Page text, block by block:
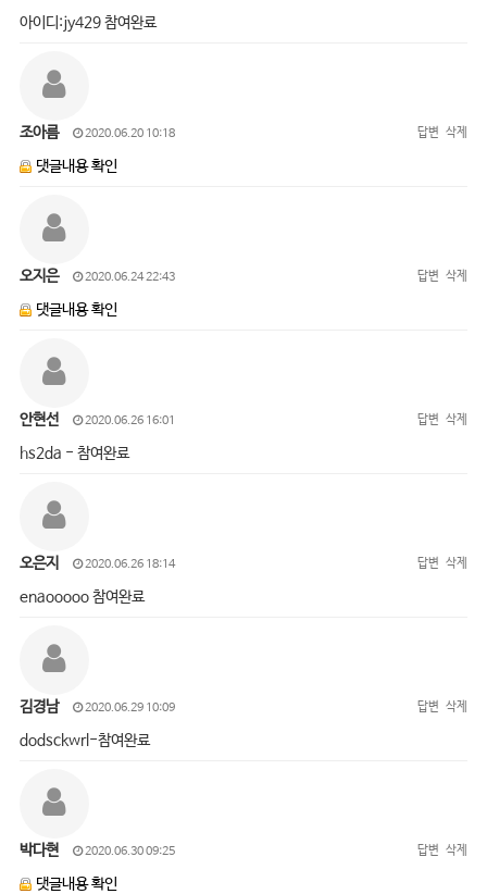
아이디:jy429 참여완료
조아름 2020.06.20 10:18 답변 삭제
댓글내용 확인
오지은 2020.06.24 22:43 답변 삭제
댓글내용 확인
안현선 2020.06.26 16:01 답변 삭제
hs2da - 참여완료
오은지 2020.06.26 18:14 답변 삭제
enaooooo 참여완료
김경남 2020.06.29 10:09 답변 삭제
dodsckwrl-참여완료
박다현 2020.06.30 09:25 답변 삭제
댓글내용 확인